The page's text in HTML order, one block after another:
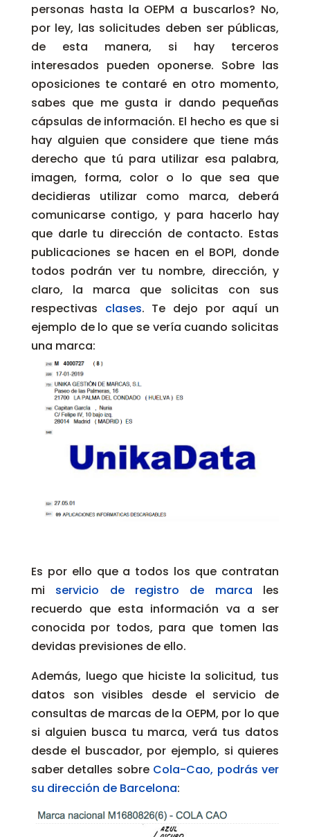
personas hasta la OEPM a buscarlos? No,
por ley, las solicitudes deben ser públicas,
de esta manera, si hay terceros
interesados pueden oponerse. Sobre las
oposiciones te contaré en otro momento,
sabes que me gusta ir dando pequeñas
cápsulas de información. El hecho es que si
hay alguien que considere que tiene más
derecho que tú para utilizar esa palabra,
imagen, forma, color o lo que sea que
decidieras utilizar como marca, deberá
comunicarse contigo, y para hacerlo hay
que darle tu dirección de contacto. Estas
publicaciones se hacen en el BOPI, donde
todos podrán ver tu nombre, dirección, y
claro, la marca que solicitas con sus
respectivas clases. Te dejo por aquí un
ejemplo de lo que se vería cuando solicitas
una marca:
Es por ello que a todos los que contratan
mi servicio de registro de marca les
recuerdo que esta información va a ser
conocida por todos, para que tomen las
devidas previsiones de ello.
Además, luego que hiciste la solicitud, tus
datos son visibles desde el servicio de
consultas de marcas de la OEPM, por lo que
si alguien busca tu marca, verá tus datos
desde el buscador, por ejemplo, si quieres
saber detalles sobre Cola-Cao, podrás ver
su dirección de Barcelona: